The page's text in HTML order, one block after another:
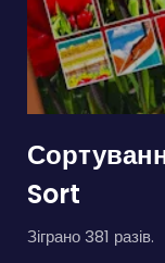
Sort
Зіграно 381 разів.